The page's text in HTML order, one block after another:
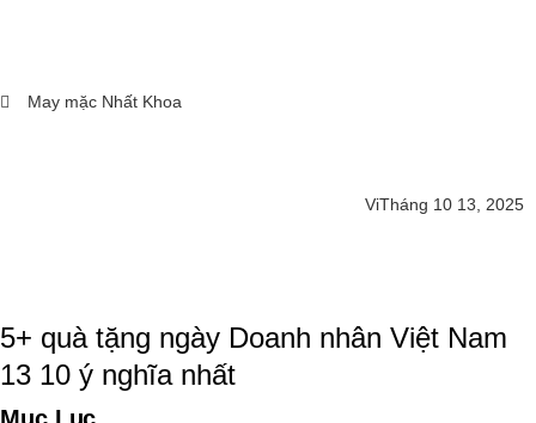
May mặc Nhất Khoa
ViTháng 10 13, 2025
5+ quà tặng ngày Doanh nhân Việt Nam
13 10 ý nghĩa nhất